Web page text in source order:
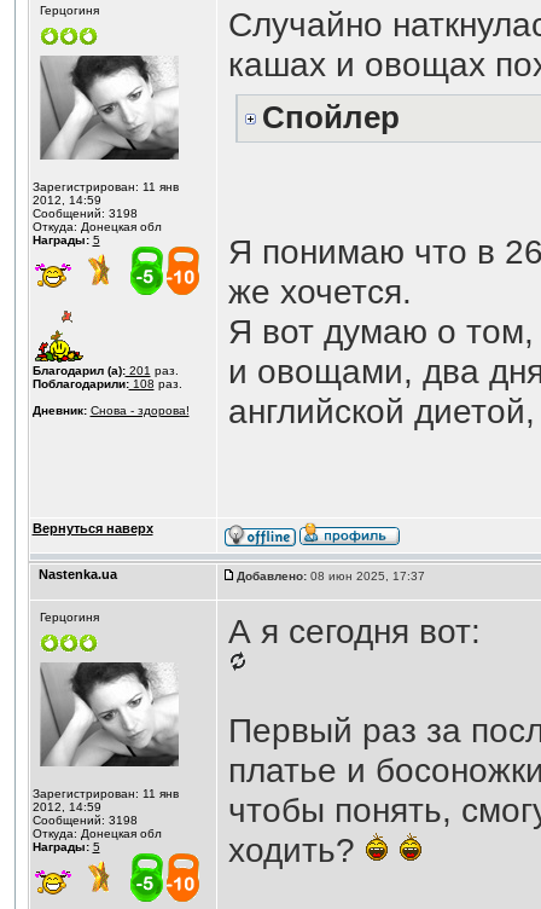
Герцогиня
Зарегистрирован: 11 янв
2012, 14:59
Сообщений: 3198
Откуда: Донецкая обл
Награды: 5
Благодарил (а):201 раз.
Поблагодарили:108 раз.
Дневник: Снова - здорова!
Случайно
кашах и овощах
Спойлер
Я понимаю что в
же хочется.
Я вот думаю о том,
и овощами, два
английской
Вернуться наверх
Nastenka.ua Добавлено:08 июн 2025, 17:37
Герцогиня
Зарегистрирован: 11 янв
2012, 14:59
Сообщений: 3198
Откуда: Донецкая обл
Награды: 5
А я сегодня вот:
Первый раз за
платье и
чтобы понять,
ходить?